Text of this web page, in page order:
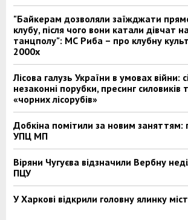
"Байкерам дозволяли заїжджати
клубу, після чого вони катали дівчат
танцполу": МС Риба – про клубну
2000х
Лісова галузь України в умовах війни:
незаконні порубки, пресинг силовиків
«чорних лісорубів»
Добкіна помітили за новим заняттям:
УПЦ МП
Віряни Чугуєва відзначили Вербну
ПЦУ
У Харкові відкрили головну ялинку